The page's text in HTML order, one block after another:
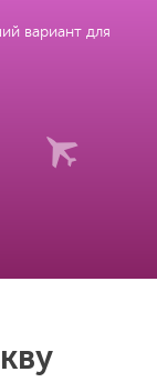
вариант для